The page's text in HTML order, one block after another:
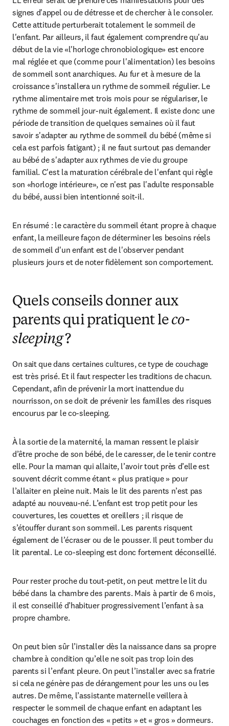
signes d'appel ou de détresse et de chercher à le consoler.
Cette attitude perturberait totalement le sommeil de
l'enfant. Par ailleurs, il faut également comprendre qu'au
début de la vie «l'horloge chronobiologique» est encore
mal réglée et que (comme pour l'alimentation) les besoins
de sommeil sont anarchiques. Au fur et à mesure de la
croissance s'installera un rythme de sommeil régulier. Le
rythme alimentaire met trois mois pour se régulariser, le
rythme de sommeil jour-nuit également. Il existe donc une
période de transition de quelques semaines où il faut
savoir s'adapter au rythme de sommeil du bébé (même si
cela est parfois fatigant) ; il ne faut surtout pas demander
au bébé de s'adapter aux rythmes de vie du groupe
familial. C'est la maturation cérébrale de l'enfant qui règle
son «horloge intérieure», ce n'est pas l'adulte responsable
du bébé, aussi bien intentionné soit-il.
En résumé : le caractère du sommeil étant propre à chaque
enfant, la meilleure façon de déterminer les besoins réels
de sommeil d'un enfant est de l'observer pendant
plusieurs jours et de noter fidèlement son comportement.
Quels conseils donner aux
parents qui pratiquent le co-
sleeping?
On sait que dans certaines cultures, ce type de couchage
est très prisé. Et il faut respecter les traditions de chacun.
Cependant, afin de prévenir la mort inattendue du
nourrisson, on se doit de prévenir les familles des risques
encourus par le co-sleeping.
À la sortie de la maternité, la maman ressent le plaisir
d’être proche de son bébé, de le caresser, de le tenir contre
elle. Pour la maman qui allaite, l’avoir tout près d’elle est
souvent décrit comme étant « plus pratique » pour
l’allaiter en pleine nuit. Mais le lit des parents n’est pas
adapté au nouveau-né. L’enfant est trop petit pour les
couvertures, les couettes et oreillers ; il risque de
s’étouffer durant son sommeil. Les parents risquent
également de l’écraser ou de le pousser. Il peut tomber du
lit parental. Le co-sleeping est donc fortement déconseillé.
Pour rester proche du tout-petit, on peut mettre le lit du
bébé dans la chambre des parents. Mais à partir de 6 mois,
il est conseillé d’habituer progressivement l’enfant à sa
propre chambre.
On peut bien sûr l’installer dès la naissance dans sa propre
chambre à condition qu’elle ne soit pas trop loin des
parents si l’enfant pleure. On peut l’installer avec sa fratrie
si cela ne génère pas de dérangement pour les uns ou les
autres. De même, l’assistante maternelle veillera à
respecter le sommeil de chaque enfant en adaptant les
couchages en fonction des « petits » et « gros » dormeurs.